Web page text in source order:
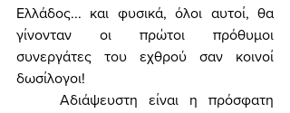
Ελλάδος... και φυσικά, όλοι αυτοί, θα
γίνονταν οι πρώτοι πρόθυμοι
συνεργάτες του εχθρού σαν κοινοί
δωσίλογοι!